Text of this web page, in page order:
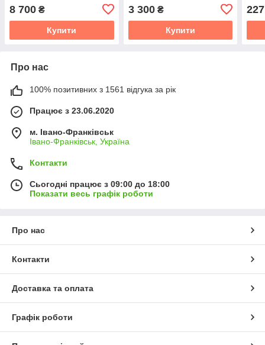
8 700 ₴
Купити
3 300₴
Купити
227
Про нас
100% позитивних з 1561 відгука за рік
Працює з 23.06.2020
м. Івано-Франківськ
Івано-Франківськ, Україна
Контакти
Сьогодні працює з 09:00 до 18:00
Показати весь графік роботи
Про нас
Контакти
Доставка та оплата
Графік роботи